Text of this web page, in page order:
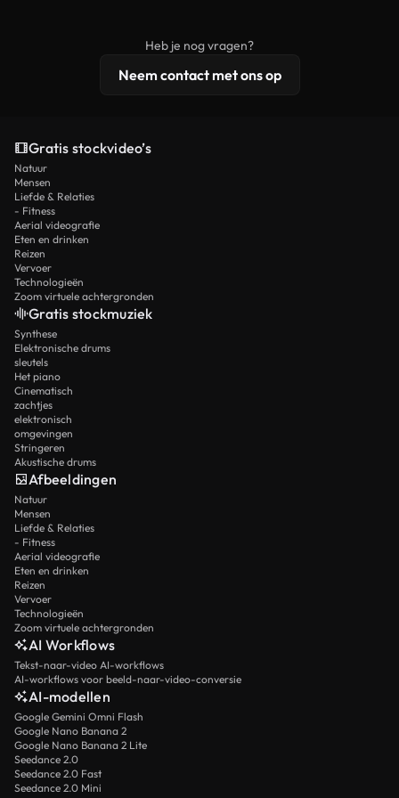
licentiebescherming omvat.
Heb je nog vragen?
Neem contact met ons op
Gratis stockvideo’s
Natuur
Mensen
Liefde & Relaties
- Fitness
Aerial videografie
Eten en drinken
Reizen
Vervoer
Technologieën
Zoom virtuele achtergronden
Gratis stockmuziek
Synthese
Elektronische drums
sleutels
Het piano
Cinematisch
zachtjes
elektronisch
omgevingen
Stringeren
Akustische drums
Afbeeldingen
Natuur
Mensen
Liefde & Relaties
- Fitness
Aerial videografie
Eten en drinken
Reizen
Vervoer
Technologieën
Zoom virtuele achtergronden
AI Workflows
Tekst-naar-video AI-workflows
AI-workflows voor beeld-naar-video-conversie
AI-modellen
Google Gemini Omni Flash
Google Nano Banana 2
Google Nano Banana 2 Lite
Seedance 2.0
Seedance 2.0 Fast
Seedance 2.0 Mini